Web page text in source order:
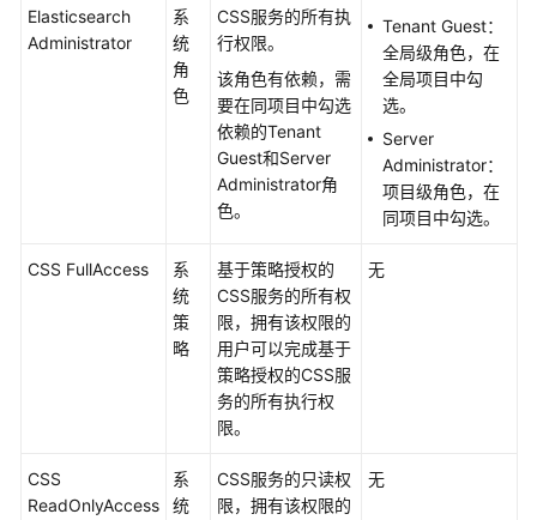
语
南
Elasticsearch
Administrator
系
统
角
色
CSS服务的所有执
行权限。
该角色有依赖，需
要在同项目中勾选
依赖的Tenant
Guest和Server
Administrator角
色。
Tenant Guest：
全局级角色，在
全局项目中勾
选。
Server
Administrator：
项目级角色，在
同项目中勾选。
CSS FullAccess
系
统
策
略
基于策略授权的
CSS服务的所有权
限，拥有该权限的
用户可以完成基于
策略授权的CSS服
务的所有执行权
限。
无
CSS
ReadOnlyAccess
系
统
CSS服务的只读权
限，拥有该权限的
无